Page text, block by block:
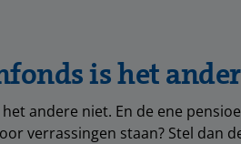
is het
andere niet. En de ene
verrassingen staan? Stel dan